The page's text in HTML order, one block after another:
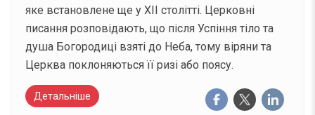
яке встановлене ще у XII столітті. Церковні
писання розповідають, що після Успіння тіло та
душа Богородиці взяті до Неба, тому віряни та
Церква поклоняються її ризі або поясу.
Детальніше